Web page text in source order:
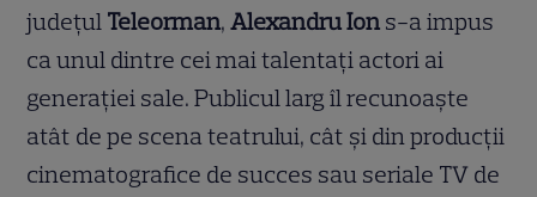
județul Teleorman,Alexandru Ion s-a impus
ca unul dintre cei mai talentați actori ai
generației sale. Publicul larg îl recunoaște
atât de pe scena teatrului, cât și din producții
cinematografice de succes sau seriale TV de